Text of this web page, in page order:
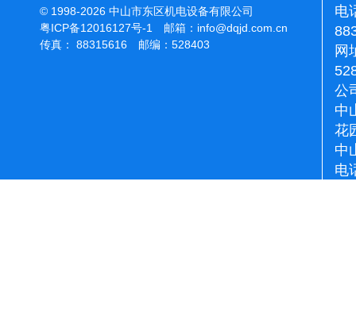
© 1998-2026 中山市东区机电设备有限公司
粤ICP备12016127号-1
邮箱： info@dqjd.com.cn
传真： 88315616 邮编：528403
电
网
公
中
花
中
电